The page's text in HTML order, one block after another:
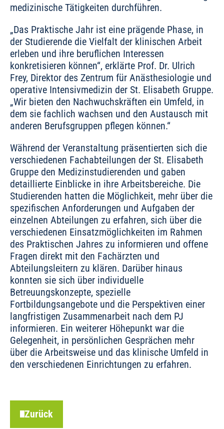
medizinische Tätigkeiten durchführen.
„Das Praktische Jahr ist eine prägende Phase, in
der Studierende die Vielfalt der klinischen Arbeit
erleben und ihre beruflichen Interessen
konkretisieren können“, erklärte Prof. Dr. Ulrich
Frey, Direktor des Zentrum für Anästhesiologie und
operative Intensivmedizin der St. Elisabeth Gruppe.
„Wir bieten den Nachwuchskräften ein Umfeld, in
dem sie fachlich wachsen und den Austausch mit
anderen Berufsgruppen pflegen können.“
Während der Veranstaltung präsentierten sich die
verschiedenen Fachabteilungen der St. Elisabeth
Gruppe den Medizinstudierenden und gaben
detaillierte Einblicke in ihre Arbeitsbereiche. Die
Studierenden hatten die Möglichkeit, mehr über die
spezifischen Anforderungen und Aufgaben der
einzelnen Abteilungen zu erfahren, sich über die
verschiedenen Einsatzmöglichkeiten im Rahmen
des Praktischen Jahres zu informieren und offene
Fragen direkt mit den Fachärzten und
Abteilungsleitern zu klären. Darüber hinaus
konnten sie sich über individuelle
Betreuungskonzepte, spezielle
Fortbildungsangebote und die Perspektiven einer
langfristigen Zusammenarbeit nach dem PJ
informieren. Ein weiterer Höhepunkt war die
Gelegenheit, in persönlichen Gesprächen mehr
über die Arbeitsweise und das klinische Umfeld in
den verschiedenen Einrichtungen zu erfahren.
Zurück